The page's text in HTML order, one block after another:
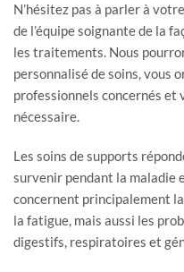
N’hésitez pas à parler à
de l’équipe soignante de la
les traitements. Nous
personnalisé de soins, vous
professionnels concernés et
nécessaire.
Les soins de supports
survenir pendant la maladie
concernent principalement
la fatigue, mais aussi les
digestifs, respiratoires et